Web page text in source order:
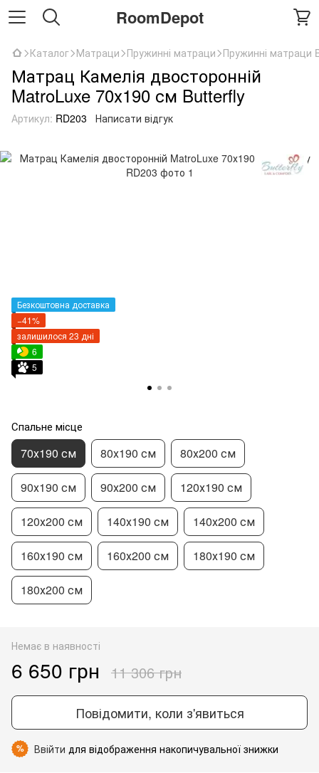
RoomDepot
Каталог Матраци Пружинні матраци Пружинні матраци
Матрац Камелія двосторонній
MatroLuxe 70х190 см Butterfly
Артикул: RD203 Написати відгук
Безкоштовна доставка
−41%
залишилося 23 дні
6
5
Спальне місце
70х190 см 80х190 см 80х200 см
90х190 см 90х200 см 120х190 см
120х200 см 140х190 см 140х200 см
160х190 см 160х200 см 180х190 см
180х200 см
Немає в наявності
6 650 грн 11 306 грн
Повідомити, коли з'явиться
% Ввійти для відображення накопичувальної знижки